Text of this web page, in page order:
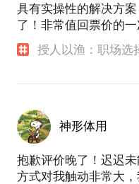
具有实操性的解决方
了！非常值回票价的一
授人以渔：职场选
神形体用
抱歉评价晚了！迟迟
方式对我触动非常大